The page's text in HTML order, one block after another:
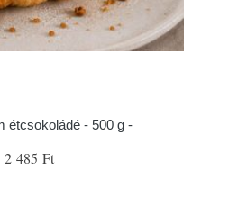
étcsokoládé - 500 g -
2 485 Ft